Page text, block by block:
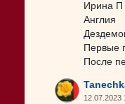
Ирина П
Англия
Первые
После
12.07.2023